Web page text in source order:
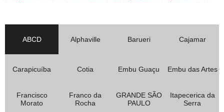
ABCD Alphaville Barueri Cajamar
Carapicuíba Cotia Embu Guaçu Embu das Artes
Francisco
Morato
Franco da
Rocha
GRANDE SÃO
PAULO
Itapecerica da
Serra